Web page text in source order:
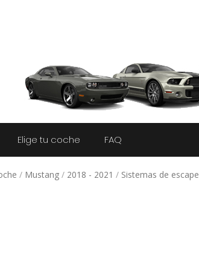
Elige tu coche FAQ
/ Mustang / 2018 - 2021 / Sistemas de escape